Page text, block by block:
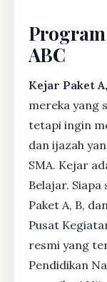
ABC
Kejar Paket
mereka yang
tetapi ingin
dan ijazah
SMA. Kejar
Belajar.
Paket A, B,
Pusat
resmi yang
Pendidikan